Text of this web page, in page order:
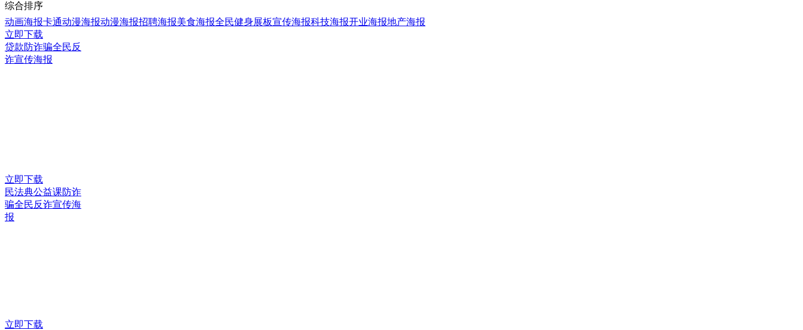
综合排序
动画海报卡通动漫海报动漫海报招聘海报美食海报全民健身展板宣传海报科技海报开业海报地产海报
立即下载
贷款防诈骗全民反
诈宣传海报
立即下载
民法典公益课防诈
骗全民反诈宣传海
报
立即下载